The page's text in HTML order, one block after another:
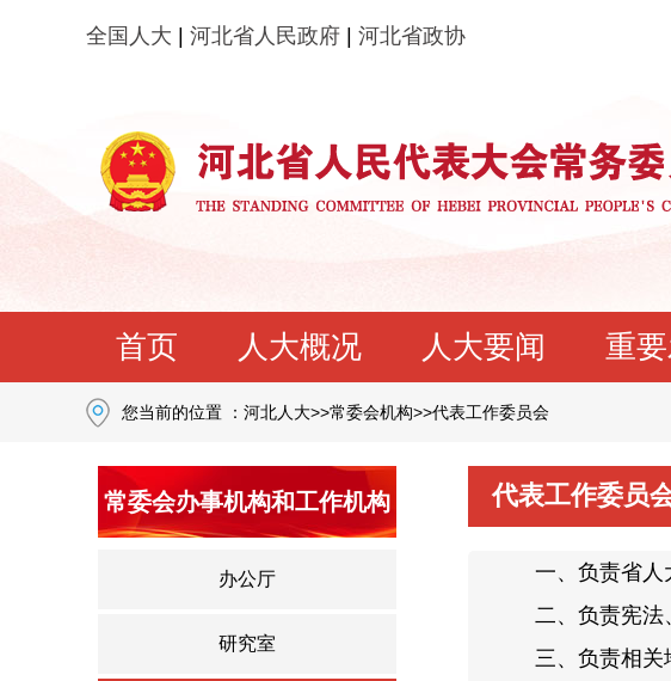
全国人大 河北省人民政府 河北省政协
首页 人大概况 人大要闻 重
您当前的位置 ： 河北人大>>常委会机构>>代表工作委员会
代表工作委员
一、负责省人
二、负责宪法
三、负责相关
常委会办事机构和工作机构
办公厅
研究室